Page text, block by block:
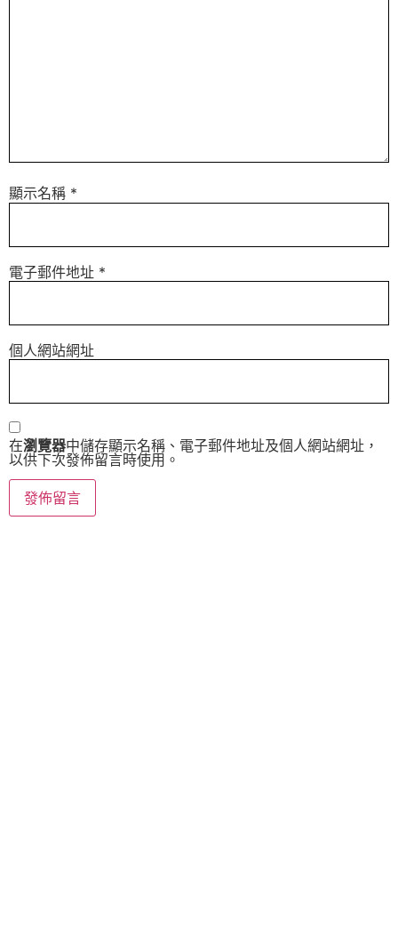
顯示名稱 *
電子郵件地址 *
個人網站網址
在瀏覽器中儲存顯示名稱、電子郵件地址及個人網站網址，
以供下次發佈留言時使用。